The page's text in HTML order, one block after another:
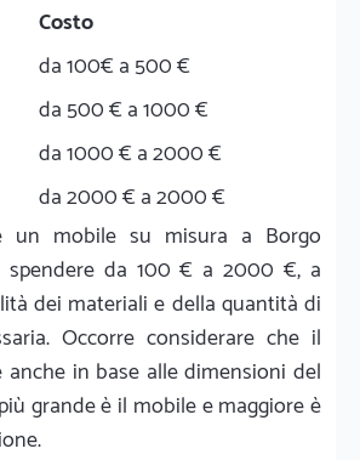
Costo
da 100€ a 500 €
da 500 € a 1000 €
da 1000 € a 2000 €
da 2000 € a 2000 €
un mobile su misura a Borgo
spendere da 100 € a 2000 €, a
dei materiali e della quantità di
Occorre considerare che il
anche in base alle dimensioni del
grande è il mobile e maggiore è